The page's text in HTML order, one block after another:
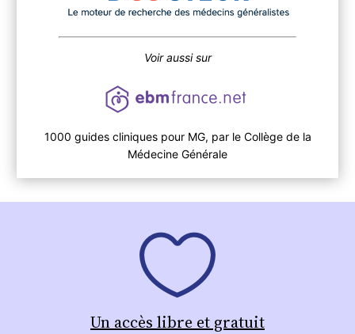
Voir aussi sur
1000 guides cliniques pour MG, par le Collège de la
Médecine Générale
Un accès libre et gratuit